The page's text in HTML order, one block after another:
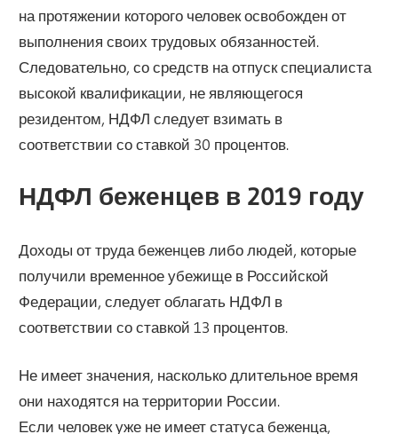
на протяжении которого человек освобожден от
выполнения своих трудовых обязанностей.
Следовательно, со средств на отпуск специалиста
высокой квалификации, не являющегося
резидентом, НДФЛ следует взимать в
соответствии со ставкой 30 процентов.
НДФЛ беженцев в 2019 году
Доходы от труда беженцев либо людей, которые
получили временное убежище в Российской
Федерации, следует облагать НДФЛ в
соответствии со ставкой 13 процентов.
Не имеет значения, насколько длительное время
они находятся на территории России.
Если человек уже не имеет статуса беженца,